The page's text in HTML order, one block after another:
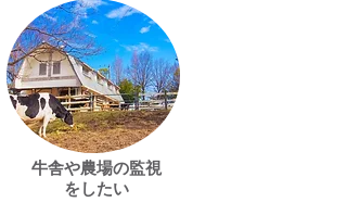
牛舎や農場の監視
をしたい